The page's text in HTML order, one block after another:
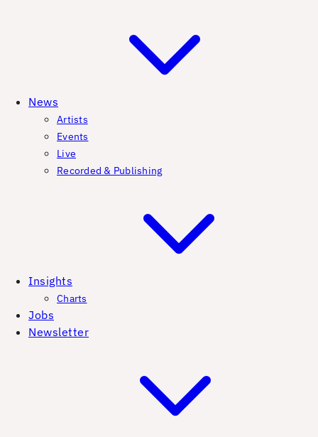
News
Artists
Events
Live
Recorded & Publishing
Insights
Charts
Jobs
Newsletter